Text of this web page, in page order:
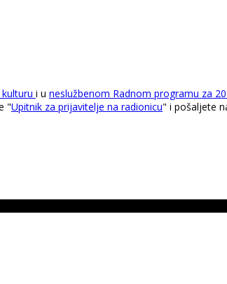
i u neslužbenom Radnom programu za
"Upitnik za prijavitelje na radionicu" i pošaljete